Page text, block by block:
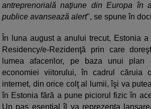
antreprenorială naţiune din Europa în
publice avansează alert", se spune în
În luna august a anului trecut, Estonia
Residency/e-Rezidenţă prin care
lumea afacerilor, pe baza unui plan
economiei viitorului, în cadrul căruia
internet, din orice colţ al lumii, îşi va
în Estonia fără a pune piciorul fizic în
Un pas esenţial îl va reprezenta